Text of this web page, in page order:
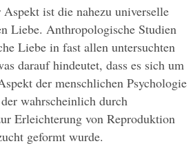
ist die nahezu universelle
Liebe. Anthropologische Studien
Liebe in fast allen untersuchten
darauf hindeutet, dass es sich um
der menschlichen Psychologie
wahrscheinlich durch
Erleichterung von Reproduktion
geformt wurde.